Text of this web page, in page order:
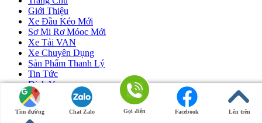
Tìm đường Chat Zalo Gọi điện Facebook Lên trên
Giới Thiệu
Xe Đầu Kéo Mới
Sơ Mi Rơ Móoc Mới
Xe Tải VAN
Xe Chuyên Dụng
Sản Phẩm Thanh Lý
Tin Tức
Dịch Vụ
Liên Hệ
Ô Tô Huỳnh Gia Phát|Xe Đầu Kéo Mỹ by Huỳnh Gia Phát.